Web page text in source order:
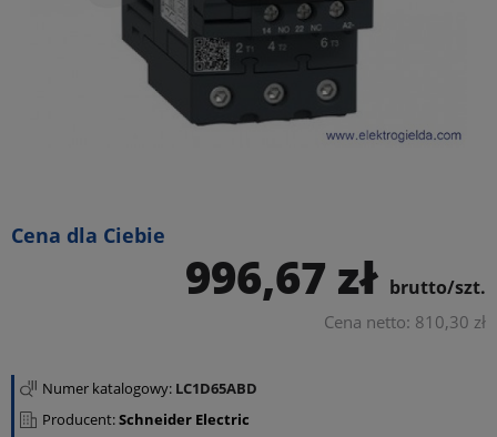
Cena dla Ciebie
996,67 zł brutto/szt.
Cena netto: 810,30 zł
Numer katalogowy: LC1D65ABD
Producent:Schneider Electric